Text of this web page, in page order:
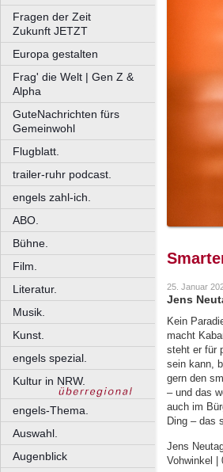
Fragen der Zeit
Zukunft JETZT
Europa gestalten
Frag' die Welt | Gen Z &
Alpha
GuteNachrichten fürs
Gemeinwohl
Flugblatt.
trailer-ruhr podcast.
engels zahl-ich.
ABO.
Bühne.
Film.
Literatur.
Musik.
Kunst.
engels spezial.
Kultur in NRW.
engels-Thema.
Auswahl.
Augenblick
25. Januar
Jens
Kein
macht
steht er für
sein kann,
gern den
– und das
auch im
Ding – das
Jens
Vohwinkel |